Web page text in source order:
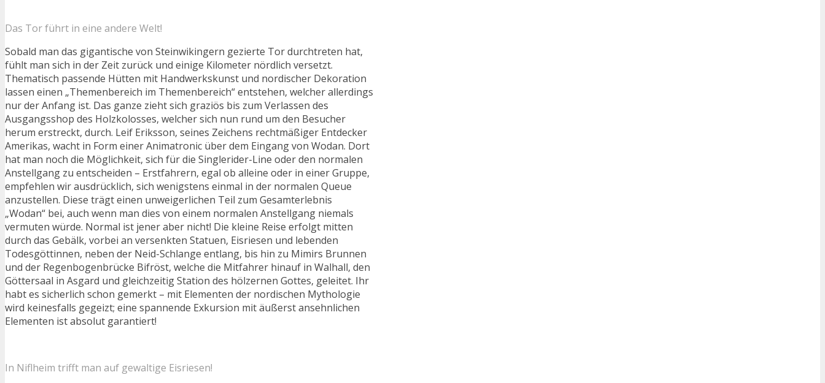
Das Tor führt in eine andere Welt!
Sobald man das gigantische von Steinwikingern gezierte Tor durchtreten hat,
fühlt man sich in der Zeit zurück und einige Kilometer nördlich versetzt.
Thematisch passende Hütten mit Handwerkskunst und nordischer Dekoration
lassen einen „Themenbereich im Themenbereich“ entstehen, welcher allerdings
nur der Anfang ist. Das ganze zieht sich graziös bis zum Verlassen des
Ausgangsshop des Holzkolosses, welcher sich nun rund um den Besucher
herum erstreckt, durch. Leif Eriksson, seines Zeichens rechtmäßiger Entdecker
Amerikas, wacht in Form einer Animatronic über dem Eingang von Wodan. Dort
hat man noch die Möglichkeit, sich für die Singlerider-Line oder den normalen
Anstellgang zu entscheiden – Erstfahrern, egal ob alleine oder in einer Gruppe,
empfehlen wir ausdrücklich, sich wenigstens einmal in der normalen Queue
anzustellen. Diese trägt einen unweigerlichen Teil zum Gesamterlebnis
„Wodan“ bei, auch wenn man dies von einem normalen Anstellgang niemals
vermuten würde. Normal ist jener aber nicht! Die kleine Reise erfolgt mitten
durch das Gebälk, vorbei an versenkten Statuen, Eisriesen und lebenden
Todesgöttinnen, neben der Neid-Schlange entlang, bis hin zu Mimirs Brunnen
und der Regenbogenbrücke Bifröst, welche die Mitfahrer hinauf in Walhall, den
Göttersaal in Asgard und gleichzeitig Station des hölzernen Gottes, geleitet. Ihr
habt es sicherlich schon gemerkt – mit Elementen der nordischen Mythologie
wird keinesfalls gegeizt; eine spannende Exkursion mit äußerst ansehnlichen
Elementen ist absolut garantiert!
In Niflheim trifft man auf gewaltige Eisriesen!